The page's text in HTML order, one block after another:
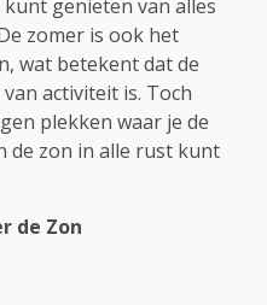
genieten van alles
zomer is ook het
wat betekent dat de
activiteit is. Toch
plekken waar je de
de zon in alle rust kunt
de Zon